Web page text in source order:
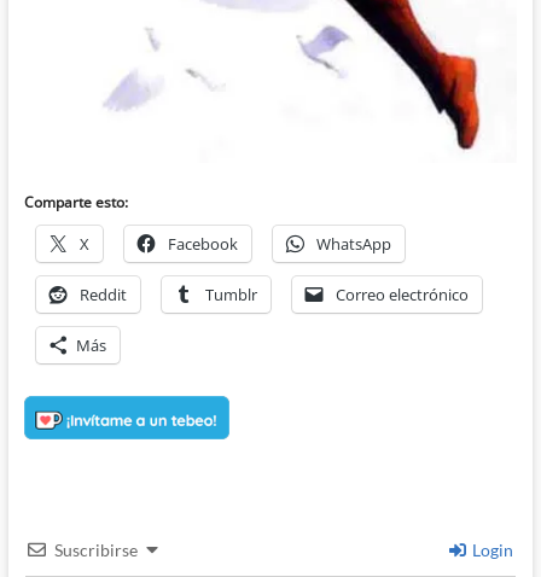
Comparte esto:
X Facebook WhatsApp
Reddit Tumblr Correo electrónico
Más
Suscribirse Login